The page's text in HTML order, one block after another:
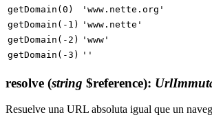
getDomain(0)
'www.nette.org'
getDomain(-1)
'www.nette'
getDomain(-2)
'www'
getDomain(-3)
''
resolve (string $reference):
Resuelve una URL absoluta igual que un